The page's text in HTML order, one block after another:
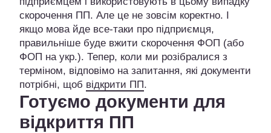
скорочення ПП. Але це не зовсім коректно. І
якщо мова йде все-таки про підприємця,
правильніше буде вжити скорочення ФОП (або
ФОП на укр.). Тепер, коли ми розібралися з
терміном, відповімо на запитання, які документи
потрібні, щоб відкрити ПП.
Готуємо документи для
відкриття ПП